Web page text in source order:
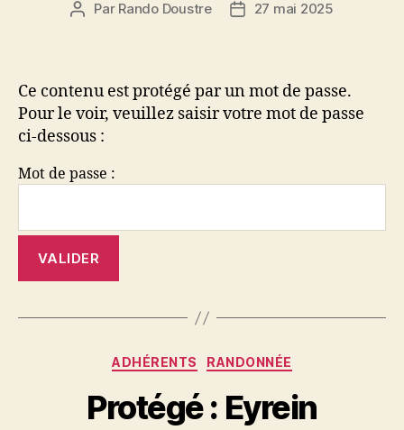
Auteur
Par Rando Doustre
Date27 mai 2025
Ce contenu est protégé par un mot de passe.
Pour le voir, veuillez saisir votre mot de passe
ci-dessous :
Mot de passe :
Catégories
ADHÉRENTS RANDONNÉE
Protégé : Eyrein